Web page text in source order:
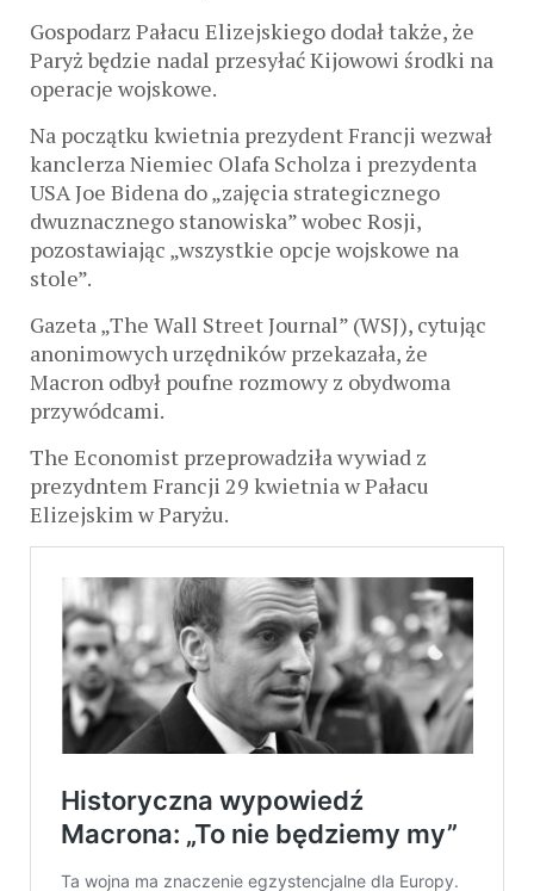
Gospodarz Pałacu Elizejskiego dodał także, że
Paryż będzie nadal przesyłać Kijowowi środki na
operacje wojskowe.
Na początku kwietnia prezydent Francji wezwał
kanclerza Niemiec Olafa Scholza i prezydenta
USA Joe Bidena do „zajęcia strategicznego
dwuznacznego stanowiska” wobec Rosji,
pozostawiając „wszystkie opcje wojskowe na
stole”.
Gazeta „The Wall Street Journal” (WSJ), cytując
anonimowych urzędników przekazała, że
Macron odbył poufne rozmowy z obydwoma
przywódcami.
The Economist przeprowadziła wywiad z
prezydntem Francji 29 kwietnia w Pałacu
Elizejskim w Paryżu.